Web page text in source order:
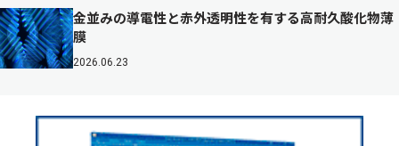
金並みの導電性と赤外透明性を有する高耐久酸化物薄
膜
2026.06.23